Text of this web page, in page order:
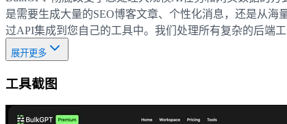
是需要生成大量的SEO博客文章、个性化消息，还是从
过API集成到您自己的工具中。我们处理所有复杂的后端
展开更多
工具截图